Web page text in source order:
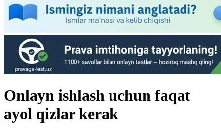
Onlayn ishlash uchun faqat
ayol qizlar kerak